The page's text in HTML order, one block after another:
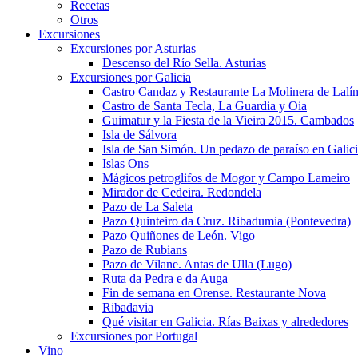
Recetas
Otros
Excursiones
Excursiones por Asturias
Descenso del Río Sella. Asturias
Excursiones por Galicia
Castro Candaz y Restaurante La Molinera de Lalín
Castro de Santa Tecla, La Guardia y Oia
Guimatur y la Fiesta de la Vieira 2015. Cambados
Isla de Sálvora
Isla de San Simón. Un pedazo de paraíso en
Islas Ons
Mágicos petroglifos de Mogor y Campo Lameiro
Mirador de Cedeira. Redondela
Pazo de La Saleta
Pazo Quinteiro da Cruz. Ribadumia (Pontevedra)
Pazo Quiñones de León. Vigo
Pazo de Rubians
Pazo de Vilane. Antas de Ulla (Lugo)
Ruta da Pedra e da Auga
Fin de semana en Orense. Restaurante Nova
Ribadavia
Qué visitar en Galicia. Rías Baixas y alrededores
Excursiones por Portugal
Vino